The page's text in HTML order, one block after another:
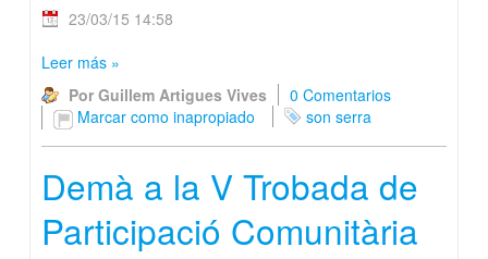
23/03/15 14:58
Leer más »
Por Guillem Artigues Vives
0 Comentarios
Marcar como inapropiado
son serra
Demà a la V Trobada de
Participació Comunitària